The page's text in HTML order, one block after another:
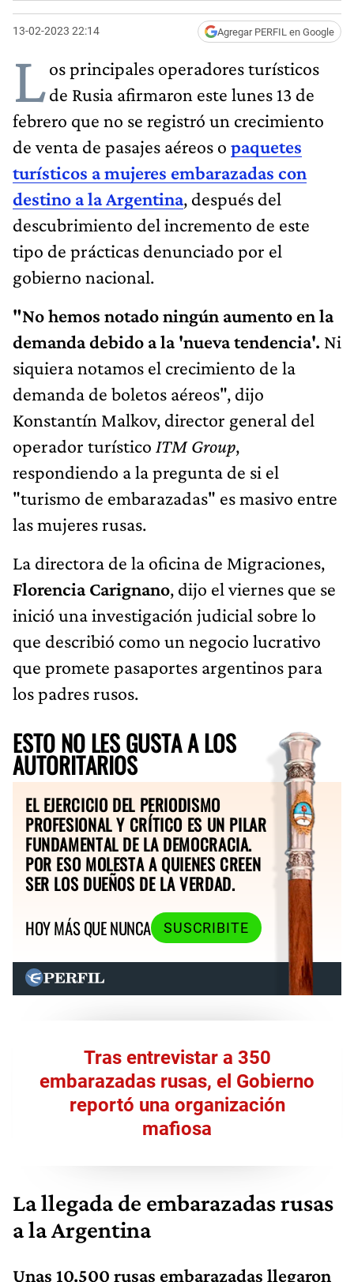
13-02-2023 22:14 Agregar PERFIL en Google
Los principales operadores turísticos
de Rusia afirmaron este lunes 13 de
febrero que no se registró un crecimiento
de venta de pasajes aéreos o paquetes
turísticos a mujeres embarazadas con
destino a la Argentina, después del
descubrimiento del incremento de este
tipo de prácticas denunciado por el
gobierno nacional.
"No hemos notado ningún aumento en la
demanda debido a la 'nueva tendencia'. Ni
siquiera notamos el crecimiento de la
demanda de boletos aéreos", dijo
Konstantín Malkov, director general del
operador turístico ITM Group,
respondiendo a la pregunta de si el
"turismo de embarazadas" es masivo entre
las mujeres rusas.
La directora de la oficina de Migraciones,
Florencia Carignano, dijo el viernes que se
inició una investigación judicial sobre lo
que describió como un negocio lucrativo
que promete pasaportes argentinos para
los padres rusos.
ESTO NO LES GUSTA A LOS
AUTORITARIOS
EL EJERCICIO DEL PERIODISMO
PROFESIONAL Y CRÍTICO ES UN PILAR
FUNDAMENTAL DE LA DEMOCRACIA.
POR ESO MOLESTA A QUIENES CREEN
SER LOS DUEÑOS DE LA VERDAD.
HOY MÁS QUE NUNCA
SUSCRIBITE
Tras entrevistar a 350
embarazadas rusas, el Gobierno
reportó una organización
mafiosa
La llegada de embarazadas rusas
a la Argentina
Unas 10.500 rusas embarazadas llegaron